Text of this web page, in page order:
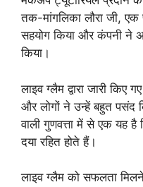
तक-मांगलिका लौरा जी, एक
सहयोग किया और कंपनी ने
किया।
लाइव ग्लैम द्वारा जारी किए
और लोगों ने उन्हें बहुत पसंद
वाली गुणवत्ता में से एक यह है
दया रहित होते हैं।
लाइव ग्लैम को सफलता